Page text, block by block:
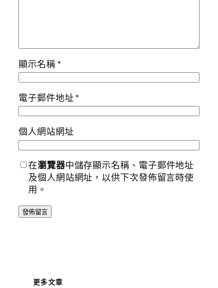
顯示名稱*
電子郵件地址*
個人網站網址
在瀏覽器中儲存顯示名稱、電子郵件地址
及個人網站網址，以供下次發佈留言時使
用。
更多文章